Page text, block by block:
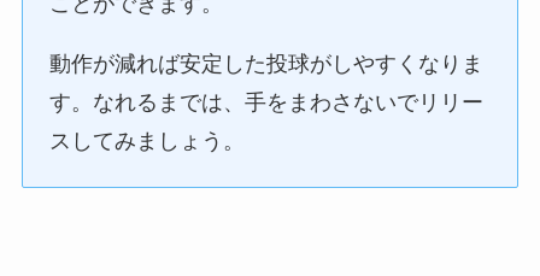
動作が減れば安定した投球がしやすくなりま
す。なれるまでは、手をまわさないでリリー
スしてみましょう。